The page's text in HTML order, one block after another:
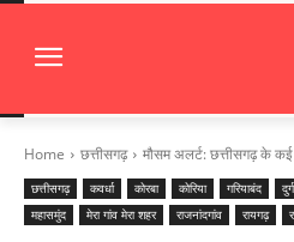
Home छत्तीसगढ़ मौसम अलर्ट: छत्तीसगढ़ के
छत्तीसगढ़ कवर्धा कोरबा कोरिया गरियाबंद
महासमुंद
मेरा गांव मेरा शहर राजनांदगांव रायगढ़